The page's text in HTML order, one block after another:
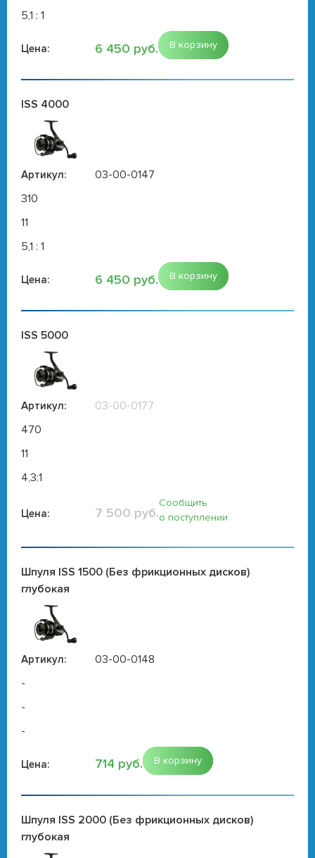
5,1 : 1
Цена: 6 450 руб. В корзину
ISS 4000
Артикул:
03-00-0147
310
11
5,1 : 1
Цена: 6 450 руб. В корзину
ISS 5000
Артикул:
03-00-0177
470
11
4,3:1
Цена: 7 500 руб.
Сообщить
о поступлении
Шпуля ISS 1500 (Без фрикционных дисков)
глубокая
Артикул:
03-00-0148
-
-
-
Цена: 714 руб. В корзину
Шпуля ISS 2000 (Без фрикционных дисков)
глубокая